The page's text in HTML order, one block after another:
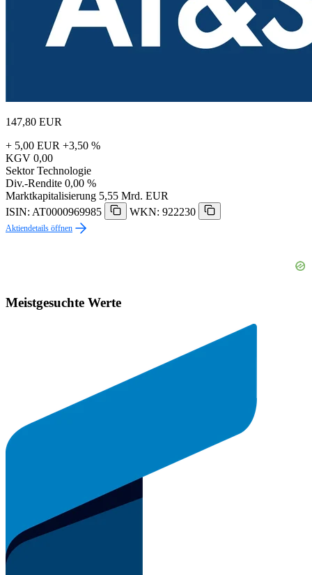
147,80 EUR
+ 5,00 EUR +3,50 %
KGV 0,00
Sektor Technologie
Div.-Rendite 0,00 %
Marktkapitalisierung 5,55 Mrd. EUR
ISIN: AT0000969985
WKN: 922230
Aktiendetails öffnen
Meistgesuchte Werte